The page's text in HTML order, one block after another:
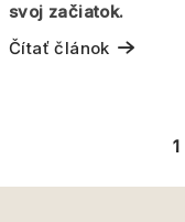
svoj začiatok.
Čítať článok
1